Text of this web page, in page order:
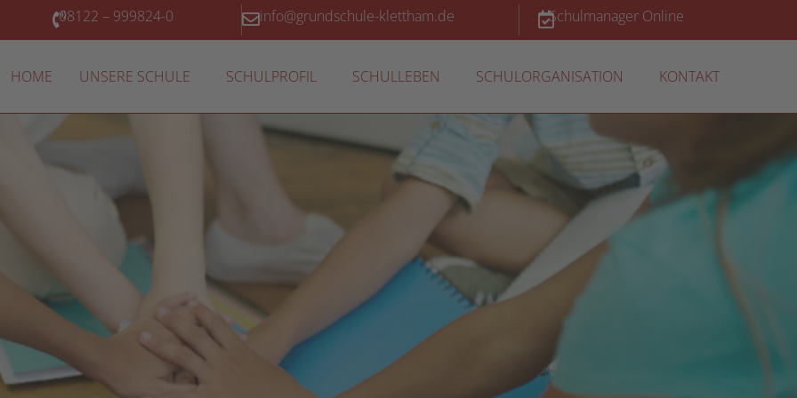
08122 – 999824-0 info@grundschule-klettham.de Schulmanager Online
HOME UNSERE SCHULE SCHULPROFIL SCHULLEBEN SCHULORGANISATION KONTAKT